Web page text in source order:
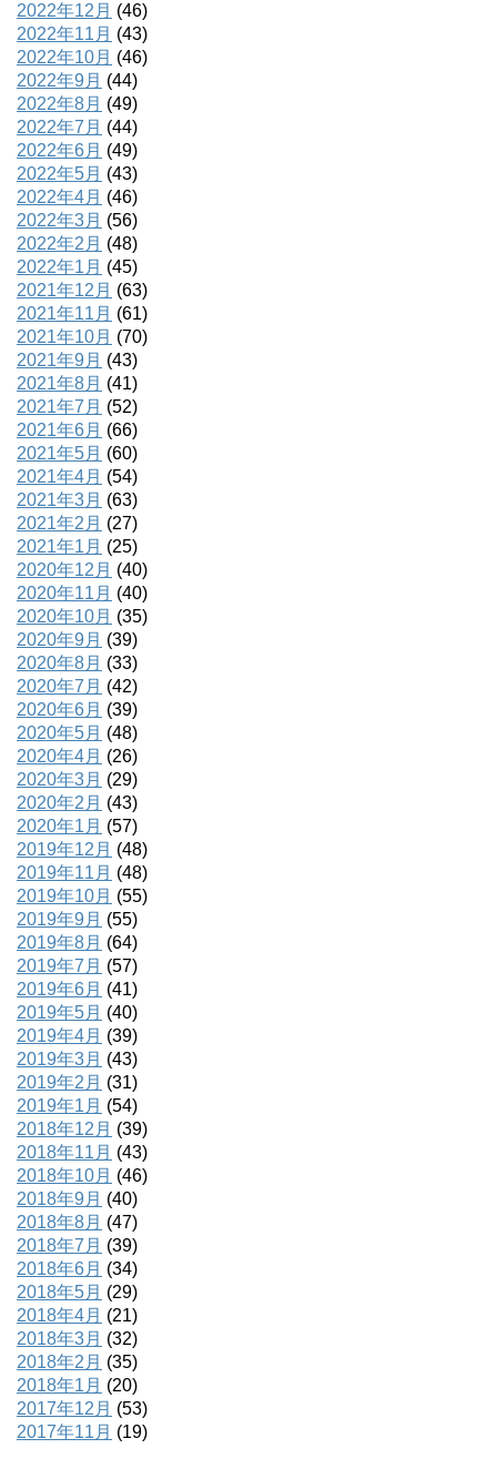
2022年12月 (46)
2022年11月 (43)
2022年10月 (46)
2022年9月 (44)
2022年8月 (49)
2022年7月 (44)
2022年6月 (49)
2022年5月 (43)
2022年4月 (46)
2022年3月 (56)
2022年2月 (48)
2022年1月 (45)
2021年12月 (63)
2021年11月 (61)
2021年10月 (70)
2021年9月 (43)
2021年8月 (41)
2021年7月 (52)
2021年6月 (66)
2021年5月 (60)
2021年4月 (54)
2021年3月 (63)
2021年2月 (27)
2021年1月 (25)
2020年12月 (40)
2020年11月 (40)
2020年10月 (35)
2020年9月 (39)
2020年8月 (33)
2020年7月 (42)
2020年6月 (39)
2020年5月 (48)
2020年4月 (26)
2020年3月 (29)
2020年2月 (43)
2020年1月 (57)
2019年12月 (48)
2019年11月 (48)
2019年10月 (55)
2019年9月 (55)
2019年8月 (64)
2019年7月 (57)
2019年6月 (41)
2019年5月 (40)
2019年4月 (39)
2019年3月 (43)
2019年2月 (31)
2019年1月 (54)
2018年12月 (39)
2018年11月 (43)
2018年10月 (46)
2018年9月 (40)
2018年8月 (47)
2018年7月 (39)
2018年6月 (34)
2018年5月 (29)
2018年4月 (21)
2018年3月 (32)
2018年2月 (35)
2018年1月 (20)
2017年12月 (53)
2017年11月 (19)